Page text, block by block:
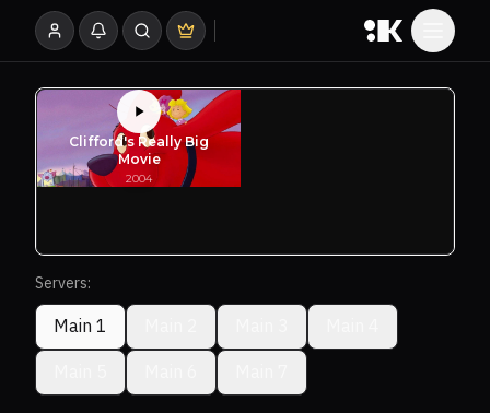
Servers:
Main 1